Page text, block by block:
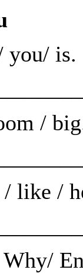
you/ is.
/
like /